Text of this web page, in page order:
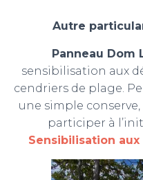
Autre
Panneau Dom
sensibilisation aux
cendriers de plage.
une simple conserve,
participer à
Sensibilisation